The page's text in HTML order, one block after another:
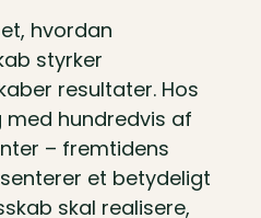
hvordan
styrker
resultater. Hos
med hundredvis af
– fremtidens
et betydeligt
skal realisere,